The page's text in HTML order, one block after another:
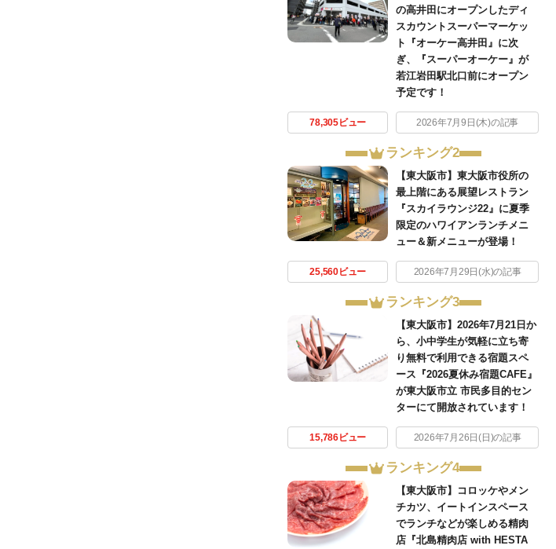
の高井田にオープンしたディ
スカウントスーパーマーケッ
ト『オーケー高井田』に次
ぎ、『スーパーオーケー』が
若江岩田駅北口前にオープン
予定です！
78,305ビュー 2026年7月9日(木)の記事
ランキング2
【東大阪市】東大阪市役所の
最上階にある展望レストラン
『スカイラウンジ22』に夏季
限定のハワイアンランチメニ
ュー＆新メニューが登場！
25,560ビュー 2026年7月29日(水)の記事
ランキング3
【東大阪市】2026年7月21日か
ら、小中学生が気軽に立ち寄
り無料で利用できる宿題スペ
ース『2026夏休み宿題CAFE』
が東大阪市立 市民多目的セン
ターにて開放されています！
15,786ビュー 2026年7月26日(日)の記事
ランキング4
【東大阪市】コロッケやメン
チカツ、イートインスペース
でランチなどが楽しめる精肉
店『北島精肉店 with HESTA